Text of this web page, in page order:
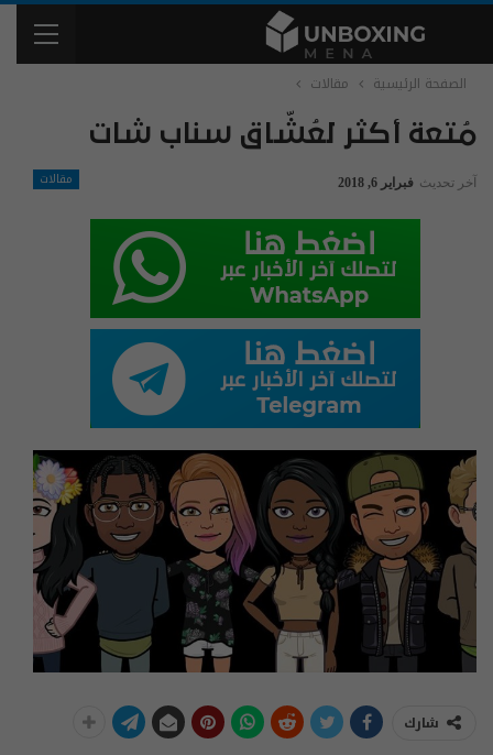
الصفحة الرئيسية مقالات
مُتعة أكثر لعُشّاق سناب شات
مقالات آخر تحديث فبراير 6, 2018
شارك